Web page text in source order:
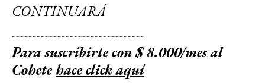
CONTINUARÁ
--------------------------------
Para suscribirte con $ 8.000/mes al
Cohetehace click aquí